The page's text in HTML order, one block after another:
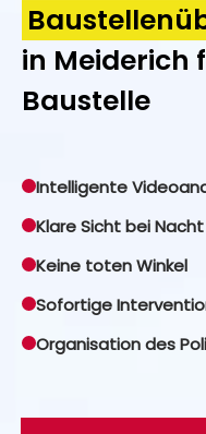
in Meiderich
Baustelle
Intelligente
Klare Sicht bei Nacht
Keine toten Winkel
Sofortige
Organisation des